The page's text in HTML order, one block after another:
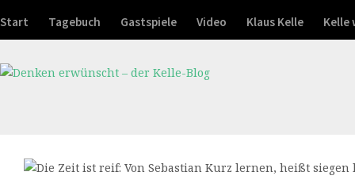
Start Tagebuch Gastspiele Video Klaus Kelle Kelle